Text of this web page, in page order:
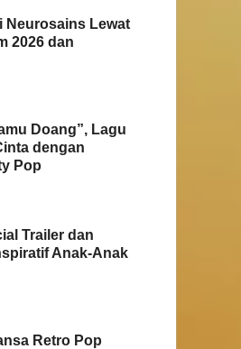
Neurosains Lewat
2026 dan
Doang”, Lagu
dengan
Pop
Trailer dan
Anak-Anak
Retro Pop